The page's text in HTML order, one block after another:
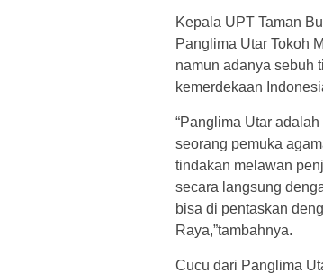
Kepala UPT Taman
Panglima Utar Tokoh
namun adanya sebuh
kemerdekaan
“Panglima Utar
seorang pemuka
tindakan melawan
secara langsung
bisa di pentaskan
Raya,”tambahnya.
Cucu dari Panglima